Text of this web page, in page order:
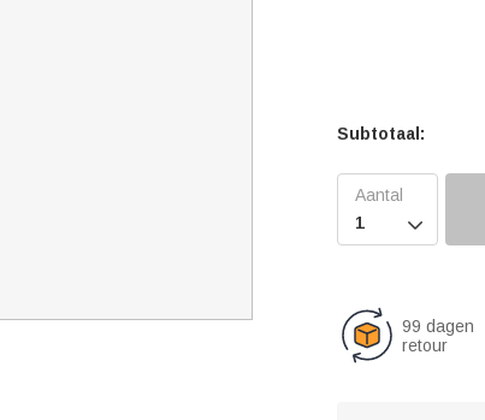
Subtotaal:

99 dagen
retour